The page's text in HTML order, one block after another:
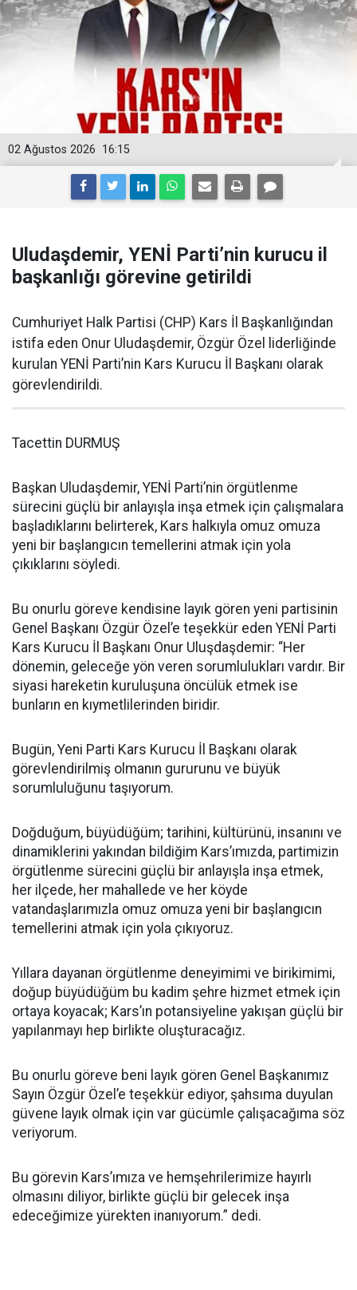
16:15
02 Ağustos 2026
Uludaşdemir, YENİ Parti’nin kurucu il
başkanlığı görevine getirildi
Cumhuriyet Halk Partisi (CHP) Kars İl Başkanlığından
istifa eden Onur Uludaşdemir, Özgür Özel liderliğinde
kurulan YENİ Parti’nin Kars Kurucu İl Başkanı olarak
görevlendirildi.
Tacettin DURMUŞ
Başkan Uludaşdemir, YENİ Parti’nin örgütlenme
sürecini güçlü bir anlayışla inşa etmek için çalışmalara
başladıklarını belirterek, Kars halkıyla omuz omuza
yeni bir başlangıcın temellerini atmak için yola
çıkıklarını söyledi.
Bu onurlu göreve kendisine layık gören yeni partisinin
Genel Başkanı Özgür Özel’e teşekkür eden YENİ Parti
Kars Kurucu İl Başkanı Onur Uluşdaşdemir: “Her
dönemin, geleceğe yön veren sorumlulukları vardır. Bir
siyasi hareketin kuruluşuna öncülük etmek ise
bunların en kıymetlilerinden biridir.
Bugün, Yeni Parti Kars Kurucu İl Başkanı olarak
görevlendirilmiş olmanın gururunu ve büyük
sorumluluğunu taşıyorum.
Doğduğum, büyüdüğüm; tarihini, kültürünü, insanını ve
dinamiklerini yakından bildiğim Kars’ımızda, partimizin
örgütlenme sürecini güçlü bir anlayışla inşa etmek,
her ilçede, her mahallede ve her köyde
vatandaşlarımızla omuz omuza yeni bir başlangıcın
temellerini atmak için yola çıkıyoruz.
Yıllara dayanan örgütlenme deneyimimi ve birikimimi,
doğup büyüdüğüm bu kadim şehre hizmet etmek için
ortaya koyacak; Kars’ın potansiyeline yakışan güçlü bir
yapılanmayı hep birlikte oluşturacağız.
Bu onurlu göreve beni layık gören Genel Başkanımız
Sayın Özgür Özel’e teşekkür ediyor, şahsıma duyulan
güvene layık olmak için var gücümle çalışacağıma söz
veriyorum.
Bu görevin Kars’ımıza ve hemşehrilerimize hayırlı
olmasını diliyor, birlikte güçlü bir gelecek inşa
edeceğimize yürekten inanıyorum.” dedi.